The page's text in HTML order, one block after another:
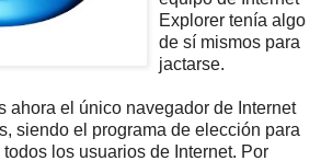
Explorer tenía algo
de sí mismos para
jactarse.
ahora el único navegador de Internet
siendo el programa de elección para
los usuarios de Internet. Por